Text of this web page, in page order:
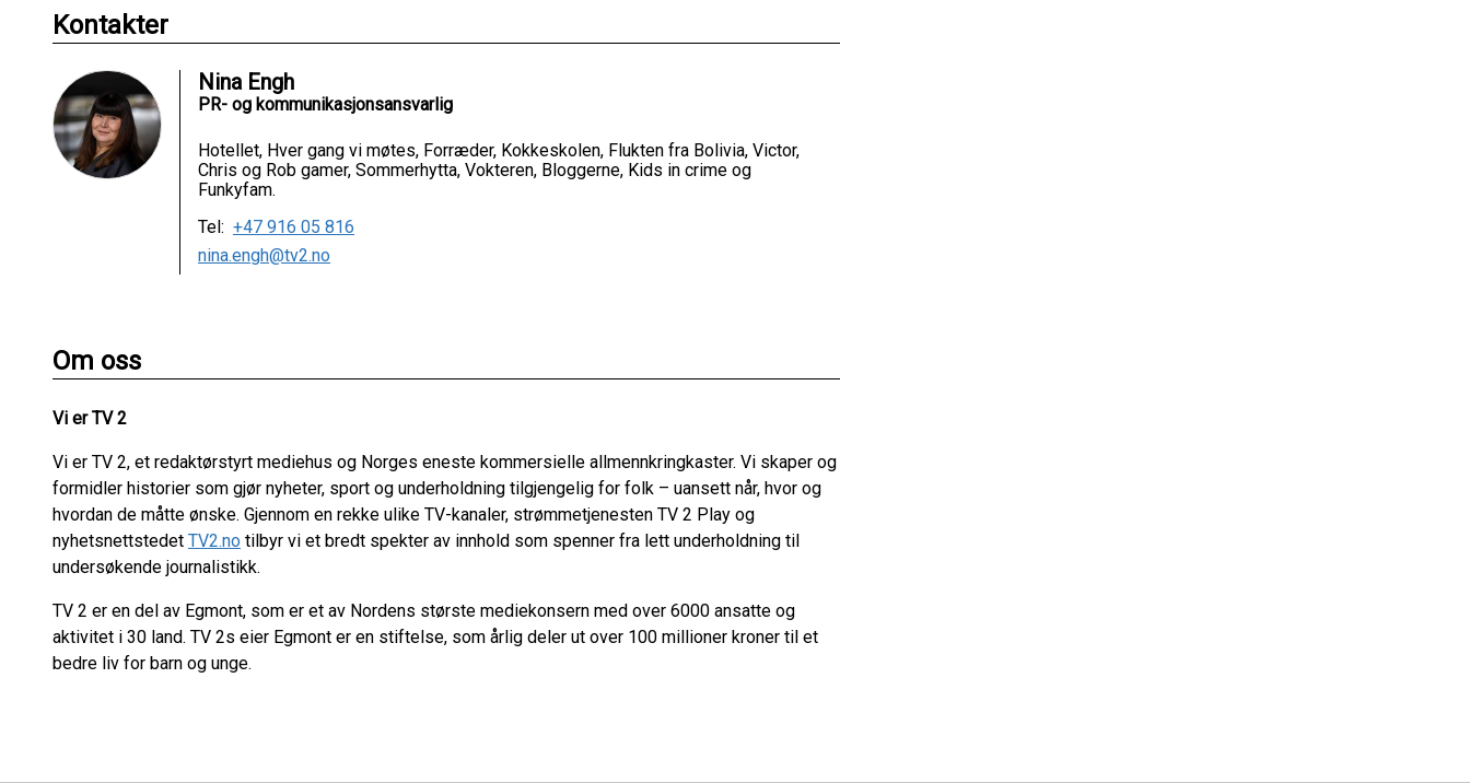
Kontakter
Nina Engh
PR- og kommunikasjonsansvarlig
Hotellet, Hver gang vi møtes, Forræder, Kokkeskolen, Flukten fra Bolivia, Victor,
Chris og Rob gamer, Sommerhytta, Vokteren, Bloggerne, Kids in crime og
Funkyfam.
Tel: +47 916 05 816
nina.engh@tv2.no
Om oss
Vi er TV 2
Vi er TV 2, et redaktørstyrt mediehus og Norges eneste kommersielle allmennkringkaster. Vi skaper og
formidler historier som gjør nyheter, sport og underholdning tilgjengelig for folk – uansett når, hvor og
hvordan de måtte ønske. Gjennom en rekke ulike TV-kanaler, strømmetjenesten TV 2 Play og
nyhetsnettstedet TV2.no tilbyr vi et bredt spekter av innhold som spenner fra lett underholdning til
undersøkende journalistikk.
TV 2 er en del av Egmont, som er et av Nordens største mediekonsern med over 6000 ansatte og
aktivitet i 30 land. TV 2s eier Egmont er en stiftelse, som årlig deler ut over 100 millioner kroner til et
bedre liv for barn og unge.